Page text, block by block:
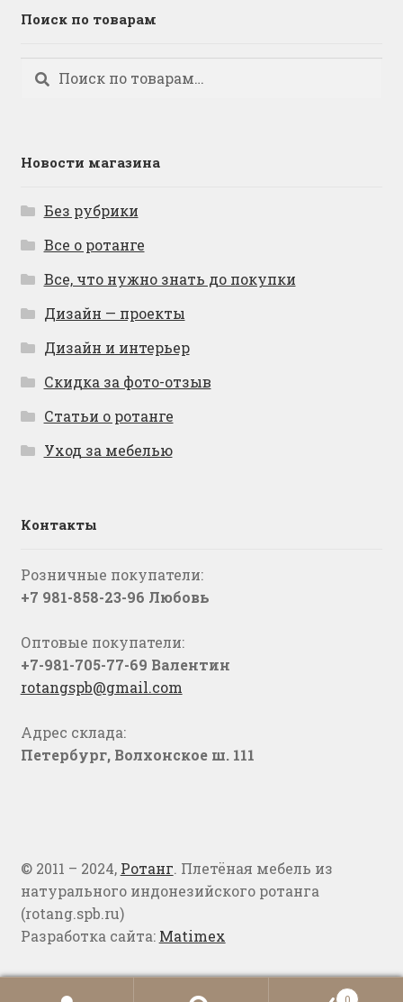
Поиск по товарам
Искать:
Поиск
Новости магазина
Без рубрики
Все о ротанге
Все, что нужно знать до покупки
Дизайн — проекты
Дизайн и интерьер
Скидка за фото-отзыв
Статьи о ротанге
Уход за мебелью
Контакты
Розничные покупатели:
+7 981-858-23-96 Любовь
Оптовые покупатели:
+7-981-705-77-69 Валентин
rotangspb@gmail.com
Адрес склада:
Петербург, Волхонское ш. 111
© 2011 – 2024, Ротанг. Плетёная мебель из
натурального индонезийского ротанга
(rotang.spb.ru)
Разработка сайта: Matimex
0